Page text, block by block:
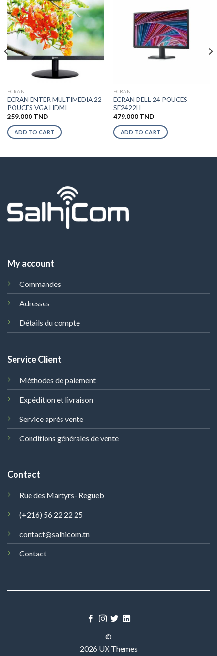
ECRAN
ECRAN ENTER MULTIMEDIA 22
POUCES VGA HDMI
259.000 TND
ADD TO CART
ECRAN
ECRAN DELL 24 POUCES
SE2422H
479.000 TND
ADD TO CART
My account
Commandes
Adresses
Détails du compte
Service Client
Méthodes de paiement
Expédition et livraison
Service après vente
Conditions générales de vente
Contact
Rue des Martyrs- Regueb
(+216) 56 22 22 25
contact@salhicom.tn
Contact
©
2026 UX Themes